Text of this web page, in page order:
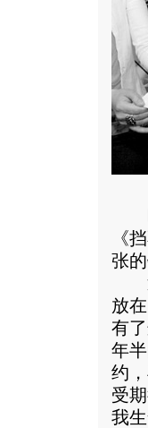
昨
《
张
近
放
有
年
约
受
我